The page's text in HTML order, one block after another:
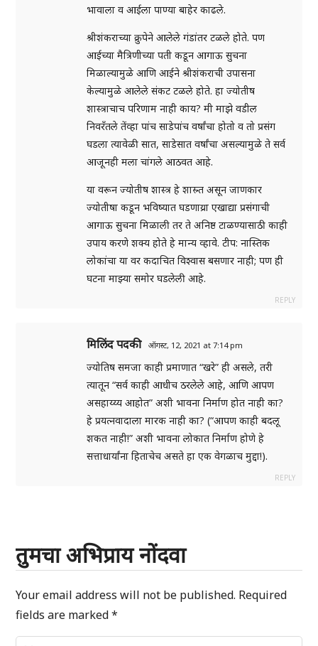
भावाला व आईला पाण्या बाहेर काढले.
श्रीशंकराच्या क्रुपेने आलेले गंडांतर टळले होते. पण
आईच्या मैत्रिणीच्या पती कडून आगाऊ सुचना
मिळाल्यामुळे आणि आईने श्रीशंकराची उपासना
केल्यामुळे आलेले संकट टळले होते. हा ज्योतीष
शास्त्राचाच परिणाम नाही काय? मी माझे वडील
निवरँतले तेंव्हा पांच साडेपांच वर्षांचा होतो व तो प्रसंग
घडला त्यावेळी सात, साडेसात वर्षांचा असल्यामुळे ते सर्व
आजूनही मला चांगले आठवत आहे.
या वरून ज्योतीष शास्त्र हे शास्र्त असून जाणकार
ज्योतीषा कडून भविष्यात घडणाय्रा एखाद्या प्रसंगाची
आगाऊ सुचना मिळाली तर ते अनिष्ठ टाळण्यासाठी काही
उपाय करणे शक्य होते हे मान्य व्हावे. टीप: नास्तिक
लोकांचा या वर कदाचित विश्वास बसणार नाही; पण ही
घटना माझ्या समोर घडलेली आहे.
REPLY
मिलिंद पदकी ऑगस्ट, 12, 2021 at 7:14 pm
ज्योतिष समजा काही प्रमाणात “खरे” ही असले, तरी
त्यातून “सर्व काही आधीच ठरलेले आहे, आणि आपण
असहाय्य्य आहोत” अशी भावना निर्माण होत नाही का?
हे प्रयत्नवादाला मारक नाही का? (“आपण काही बदलू
शकत नाही!” अशी भावना लोकात निर्माण होणे हे
सत्ताधार्यांना हिताचेच असते हा एक वेगळाच मुद्दा!).
REPLY
तुमचा अभिप्राय नोंदवा
Your email address will not be published. Required
fields are marked*